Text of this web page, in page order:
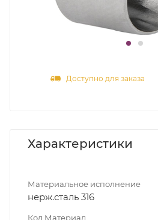
Доступно для заказа
Характеристики
Материальное исполнение
нерж.сталь 316
Код Материал